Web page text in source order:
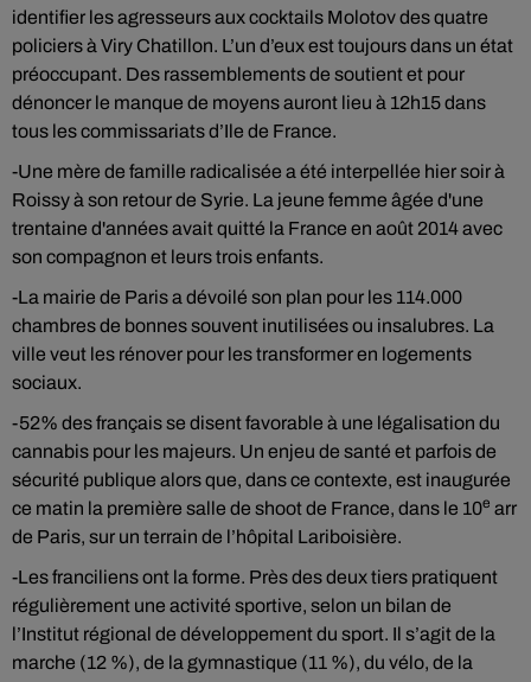
identifier les agresseurs aux cocktails Molotov des quatre
policiers à Viry Chatillon. L’un d’eux est toujours dans un état
préoccupant. Des rassemblements de soutient et pour
dénoncer le manque de moyens auront lieu à 12h15 dans
tous les commissariats d’Ile de France.
-Une mère de famille radicalisée a été interpellée hier soir à
Roissy à son retour de Syrie. La jeune femme âgée d'une
trentaine d'années avait quitté la France en août 2014 avec
son compagnon et leurs trois enfants.
-La mairie de Paris a dévoilé son plan pour les 114.000
chambres de bonnes souvent inutilisées ou insalubres. La
ville veut les rénover pour les transformer en logements
sociaux.
-52% des français se disent favorable à une légalisation du
cannabis pour les majeurs. Un enjeu de santé et parfois de
sécurité publique alors que, dans ce contexte, est inaugurée
ce matin la première salle de shoot de France, dans le 10e arr
de Paris, sur un terrain de l’hôpital Lariboisière.
-Les franciliens ont la forme. Près des deux tiers pratiquent
régulièrement une activité sportive, selon un bilan de
l’Institut régional de développement du sport. Il s’agit de la
marche (12 %), de la gymnastique (11 %), du vélo, de la